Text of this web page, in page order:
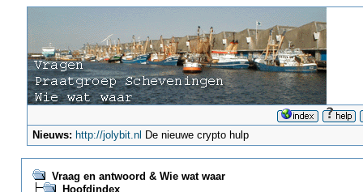
Nieuws: http://jolybit.nl De nieuwe crypto hulp
Vraag en antwoord & Wie wat waar
Hoofdindex